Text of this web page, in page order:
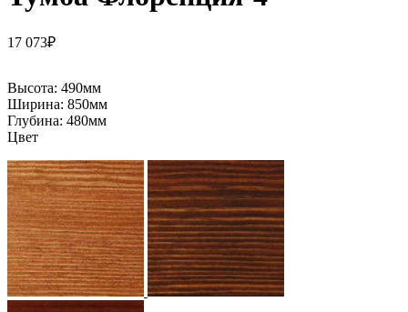
17 073₽
Высота: 490мм
Ширина: 850мм
Глубина: 480мм
Цвет